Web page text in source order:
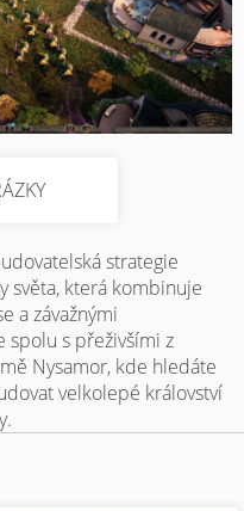
strategie
světa, která kombinuje
a závažnými
spolu s přeživšími z
Nysamor, kde hledáte
velkolepé království